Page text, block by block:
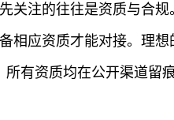
关注的往往是资质与合
相应资质才能对接。理
有资质均在公开渠道留